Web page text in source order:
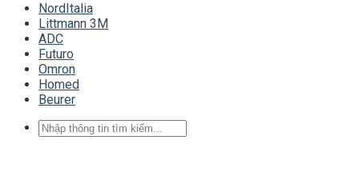
NordItalia
Littmann 3M
ADC
Futuro
Omron
Homed
Beurer
Tìm
kiếm: